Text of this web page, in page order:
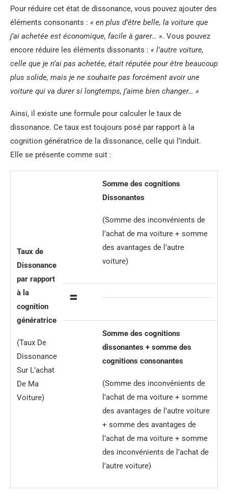
Pour réduire cet état de dissonance, vous pouvez ajouter des
éléments consonants : « en plus d’être belle, la voiture que
j’ai achetée est économique, facile à garer… ». Vous pouvez
encore réduire les éléments dissonants : « l’autre voiture,
celle que je n’ai pas achetée, était réputée pour être beaucoup
plus solide, mais je ne souhaite pas forcément avoir une
voiture qui va durer si longtemps, j’aime bien changer… »
Ainsi, il existe une formule pour calculer le taux de
dissonance. Ce taux est toujours posé par rapport à la
cognition génératrice de la dissonance, celle qui l’induit.
Elle se présente comme suit :
Taux de
Dissonance
par rapport
à la
cognition
génératrice
(Taux De
Dissonance
Sur L’achat
De Ma
Voiture)
Somme des cognitions
Dissonantes
(Somme des inconvénients de
l’achat de ma voiture + somme
des avantages de l’autre
voiture)
=
Somme des cognitions
dissonantes + somme des
cognitions consonantes
(Somme des inconvénients de
l’achat de ma voiture + somme
des avantages de l’autre voiture
+ somme des avantages de
l’achat de ma voiture + somme
des inconvénients de l’achat de
l’autre voiture)